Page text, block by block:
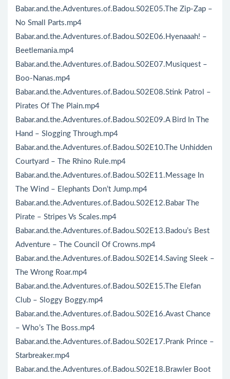
Babar.and.the.Adventures.of.Badou.S02E05.The Zip-Zap –
No Small Parts.mp4
Babar.and.the.Adventures.of.Badou.S02E06.Hyenaaah! –
Beetlemania.mp4
Babar.and.the.Adventures.of.Badou.S02E07.Musiquest –
Boo-Nanas.mp4
Babar.and.the.Adventures.of.Badou.S02E08.Stink Patrol –
Pirates Of The Plain.mp4
Babar.and.the.Adventures.of.Badou.S02E09.A Bird In The
Hand – Slogging Through.mp4
Babar.and.the.Adventures.of.Badou.S02E10.The Unhidden
Courtyard – The Rhino Rule.mp4
Babar.and.the.Adventures.of.Badou.S02E11.Message In
The Wind – Elephants Don’t Jump.mp4
Babar.and.the.Adventures.of.Badou.S02E12.Babar The
Pirate – Stripes Vs Scales.mp4
Babar.and.the.Adventures.of.Badou.S02E13.Badou’s Best
Adventure – The Council Of Crowns.mp4
Babar.and.the.Adventures.of.Badou.S02E14.Saving Sleek –
The Wrong Roar.mp4
Babar.and.the.Adventures.of.Badou.S02E15.The Elefan
Club – Sloggy Boggy.mp4
Babar.and.the.Adventures.of.Badou.S02E16.Avast Chance
– Who’s The Boss.mp4
Babar.and.the.Adventures.of.Badou.S02E17.Prank Prince –
Starbreaker.mp4
Babar.and.the.Adventures.of.Badou.S02E18.Brawler Boot